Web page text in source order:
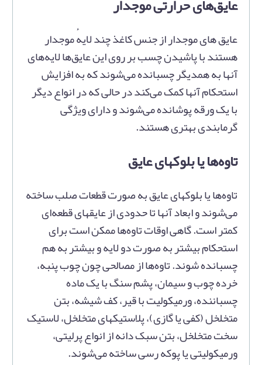
عایق های موجدار از جنس کاغذ چند لایهٔ موجدار
هستند با پاشیدن چسب بر روی این عایق‌ها لایه‌های
آنها به همدیگر چسبانده می‌شوند که به افزایش
استحکام آنها کمک می‌کند در حالی که در انواع دیگر
با یک ورقه پوشانده می‌شوند و دارای ویژگی
گرمابندی بهتری هستند.
تاوه‌ها یا بلوکهای عایق
تاوه‌ها یا بلوکهای عایق به صورت قطعات صلب ساخته
می‌شوند و ابعاد آنها تا حدودی از عایقهای قطعه‌ای
کمتر است. گاهی اوقات تاوه‌ها ممکن است برای
استحکام بیشتر به صورت دو لایه و بیشتر به هم
چسبانده شوند. تاوه‌ها از مصالحی چون چوب پنبه،
خرده چوب و سیمان، پشم سنگ با یک ماده
چسباننده، ورمیکولیت با قیر، کف شیشه، بتن
متخلخل (کفی یا گازی)، پلاستیکهای متخلخل، لاستیک
سخت متخلخل، بتن سبک دانه از انواع پرلیتی،
ورمیکولیتی یا پوکه رسی ساخته می‌شوند.